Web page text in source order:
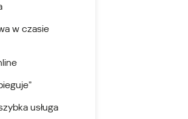
w czasie
usługa